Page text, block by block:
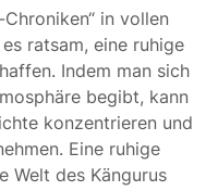
in vollen
ratsam, eine ruhige
Indem man sich
begibt, kann
konzentrieren und
Eine ruhige
Welt des Kängurus